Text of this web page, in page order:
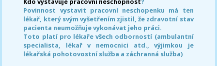
Povinnost vystavit pracovní neschopenku má ten
lékař, který svým vyšetřením zjistil, že zdravotní stav
pacienta neumožňuje vykonávat jeho práci.
Toto platí pro lékaře všech odborností (ambulantní
specialista, lékař v nemocnici atd., výjimkou je
lékařská pohotovostní služba a záchranná služba)